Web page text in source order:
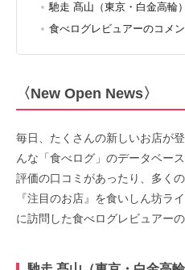
馳走 髙山（東京・白金高輪）
食べログレビュアーのコメン
〈New Open News〉
毎日、たくさんの新しいお店が
んな「食べログ」のデータベー
評価の口コミがあったり、多く
『注目のお店』を食いしん坊ラ
に訪問した食べログレビュアー